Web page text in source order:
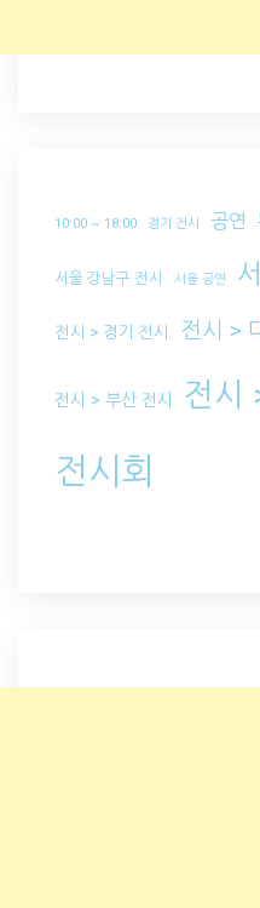
10:00 ~ 18:00 경기 전시 공연
서울 강남구 전시 서울 공연
전시 > 경기 전시 전시 >
전시 > 부산 전시 전시
전시회